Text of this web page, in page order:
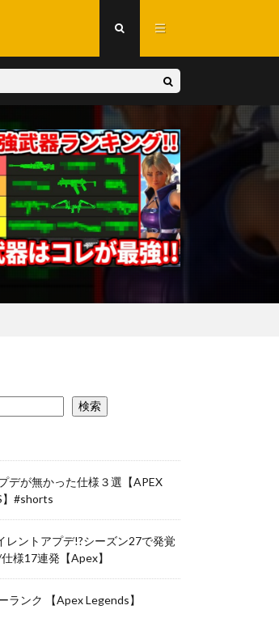
検索
デが無かった仕様３選【APEX
】#shorts
レントアプデ!?シーズン27で発覚
様17連発【Apex】
ランク 【Apex Legends】